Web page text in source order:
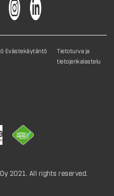
Evästekäytäntö
Tietoturva ja
tietojenkalastelu
2021, All rights reserved.